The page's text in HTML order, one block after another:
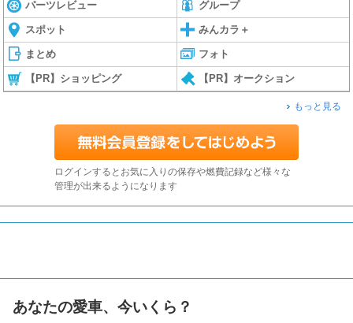
パーツレビュー グループ
スポット みんカラ＋
まとめ フォト
【PR】ショッピング 【PR】オークション
もっと見る
ログインするとお気に入りの保存や燃費記録など様々な
管理が出来るようになります
あなたの愛車、今いくら？